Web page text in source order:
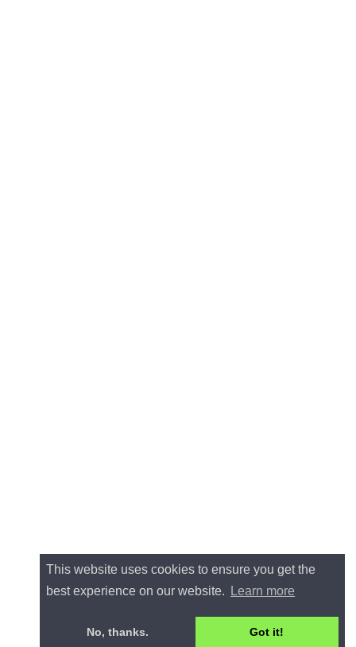
This website uses cookies to ensure you get the
best experience on our website.
Learn more
No, thanks. Got it!